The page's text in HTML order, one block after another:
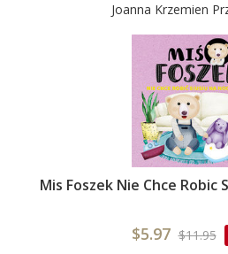
Joanna Krzemien
Mis Foszek Nie Chce Robic
$5.97 $11.95